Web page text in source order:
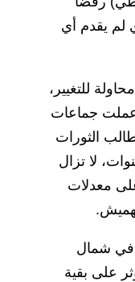
لم يقدم أي
للتغيير،
عملت جماعات
الثورات
لا تزال
معدلات
في شمال
على بقية